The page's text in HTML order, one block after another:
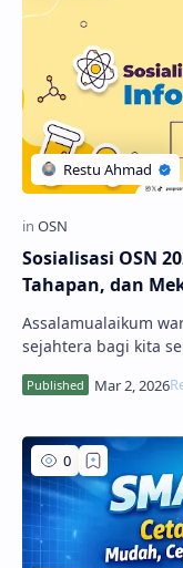
Sosialisasi OSN
Tahapan, dan
Assalamualaikum
sejahtera bagi kita